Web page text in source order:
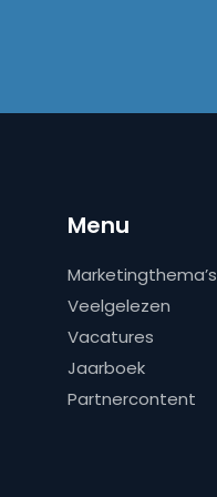
Menu
Marketingthema’s
Veelgelezen
Vacatures
Jaarboek
Partnercontent